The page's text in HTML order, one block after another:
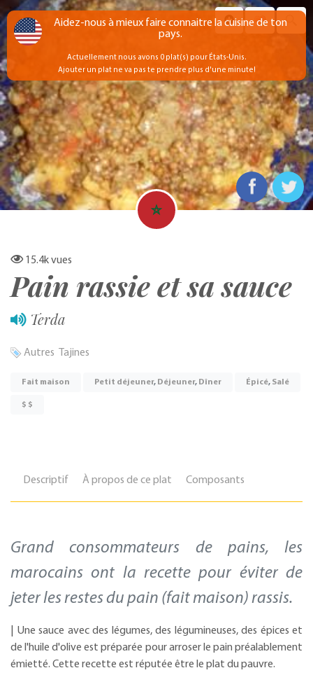
15.4kvues
Pain rassie et sa sauce
Terda
Autres Tajines
Fait maison Petit déjeuner, Déjeuner, Dîner Épicé, Salé
$ $
Descriptif À propos de ce plat Composants
Grand consommateurs de pains, les
marocains ont la recette pour éviter de
jeter les restes du pain (fait maison) rassis.
| Une sauce avec des légumes, des légumineuses, des épices et
de l'huile d'olive est préparée pour arroser le pain préalablement
émietté. Cette recette est réputée être le plat du pauvre.
Aidez-nous à mieux faire connaitre la cuisine de ton
pays.
Actuellement nous avons 0 plat(s) pour États-Unis.
Ajouter un plat ne va pas te prendre plus d'une minute!